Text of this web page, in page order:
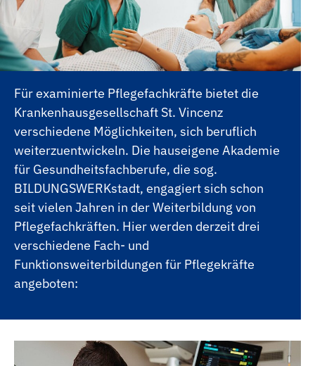
Für examinierte Pflegefachkräfte bietet die
Krankenhausgesellschaft St. Vincenz
verschiedene Möglichkeiten, sich beruflich
weiterzuentwickeln. Die hauseigene Akademie
für Gesundheitsfachberufe, die sog.
BILDUNGSWERKstadt, engagiert sich schon
seit vielen Jahren in der Weiterbildung von
Pflegefachkräften. Hier werden derzeit drei
verschiedene Fach- und
Funktionsweiterbildungen für Pflegekräfte
angeboten: